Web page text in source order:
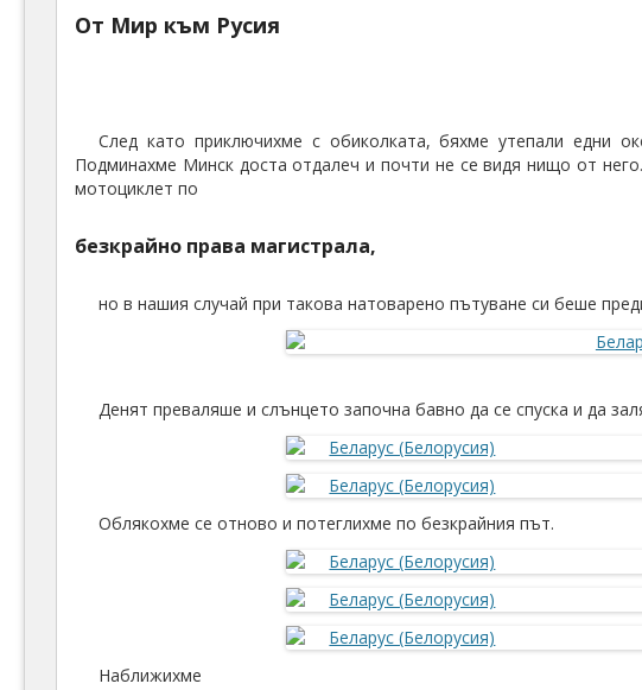
От Мир към Русия
След като приключихме с обиколката, бяхме утепали едни
Подминахме Минск доста отдалеч и почти не се видя нищо от
мотоциклет по
безкрайно права магистрала,
но в нашия случай при такова натоварено пътуване си беше
Денят преваляше и слънцето започна бавно да се спуска и да
Облякохме се отново и потеглихме по безкрайния път.
Наближихме